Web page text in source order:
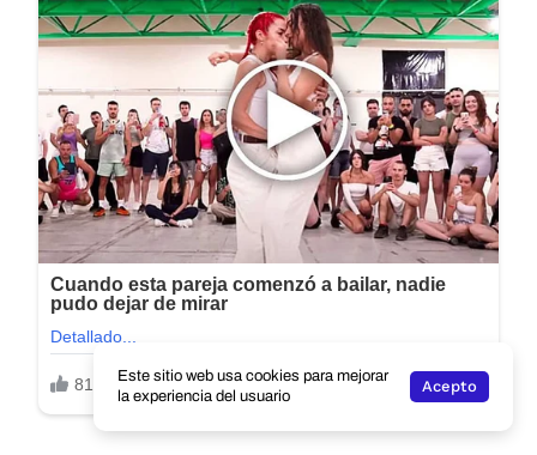
Este sitio web usa cookies para mejorar
la experiencia del usuario
Acepto